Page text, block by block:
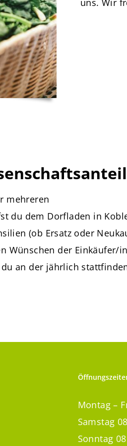
uns. Wir
mehreren
du dem Dorfladen in
(ob Ersatz oder
Wünschen der Einkäufer/
an der jährlich
Montag –
Samstag
Sonntag